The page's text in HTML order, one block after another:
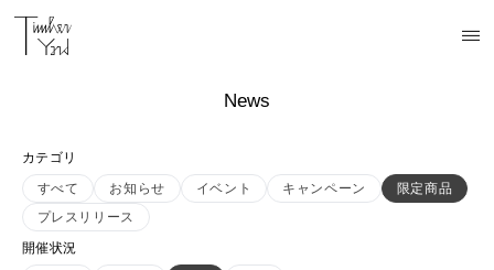
News
カテゴリ
すべて
お知らせ イベント キャンペーン
限定商品
プレスリリース
開催状況